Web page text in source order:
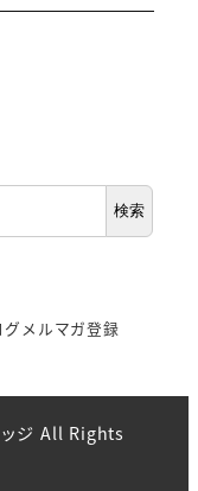
検索
グ メルマガ登録
ジ All Rights